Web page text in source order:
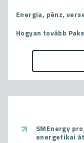
Energia, pénz,
Hogyan tovább
SMEnergy
energetikai